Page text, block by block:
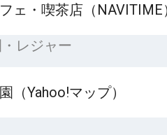
ェ・喫茶店（NAVITIME
レジャー
（Yahoo!マップ）